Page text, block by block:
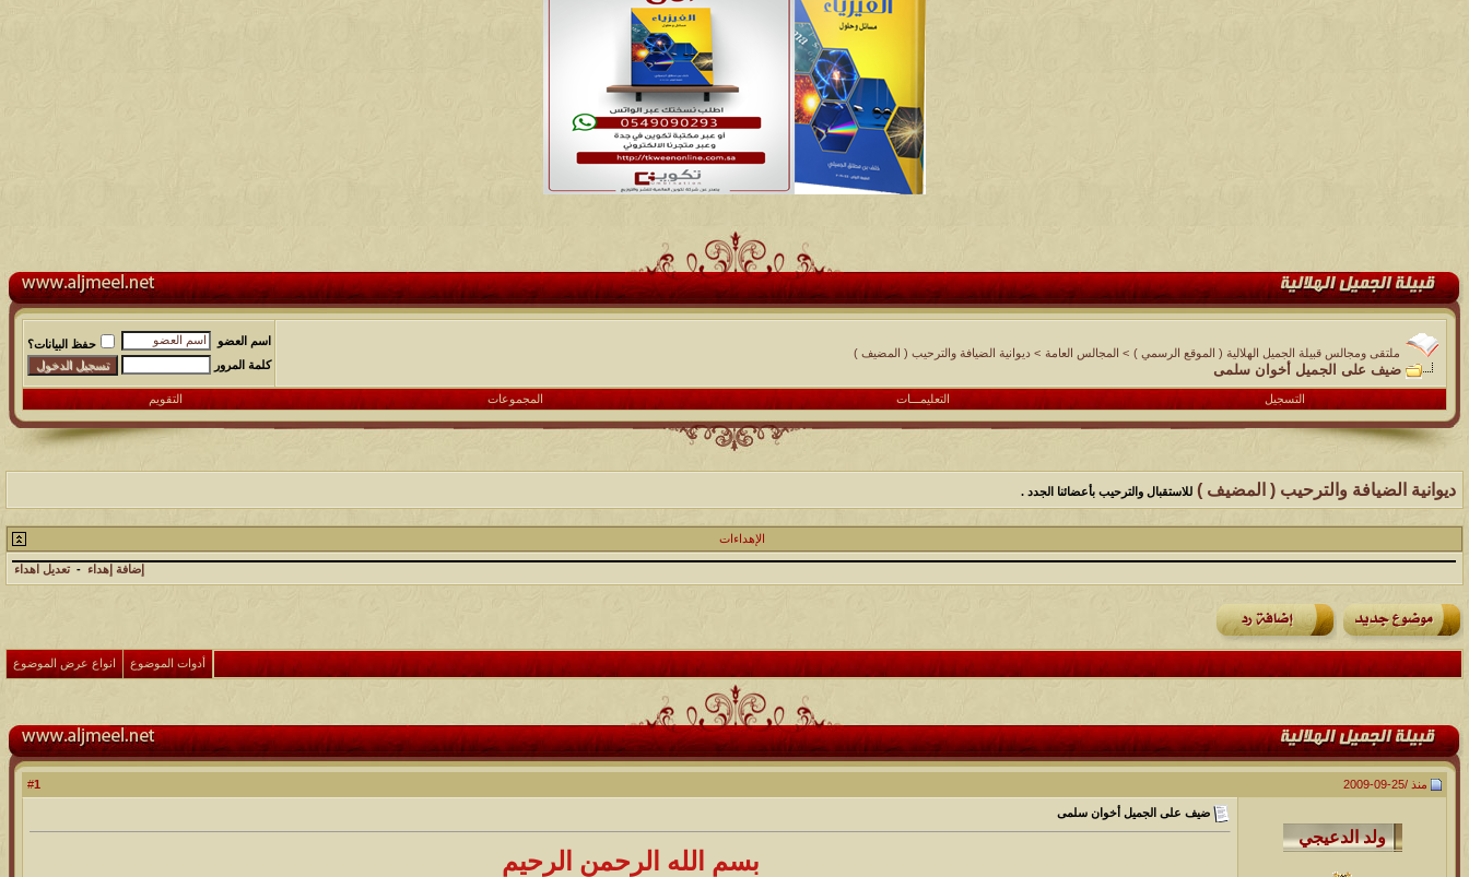
ملتقى ومجالس قبيلة الجميل الهلالية ( الموقع الرسمي ) > المجالس العامة > ديوانية الضيافة والترحيب ( المضيف )
ضيف على الجميل أخوان سلمى
اسم العضو
حفظ البيانات؟
كلمة المرور
التسجيل التعليمـــات المجموعات التقويم
ديوانية الضيافة والترحيب ( المضيف ) للاستقبال والترحيب بأعضائنا الجدد .
الإهداءات
إضافة إهداء - تعديل اهداء
أدوات الموضوع انواع عرض الموضوع
منذ /25-09-2009
1
ضيف على الجميل أخوان سلمى
بسم الله الرحمن الرحيم